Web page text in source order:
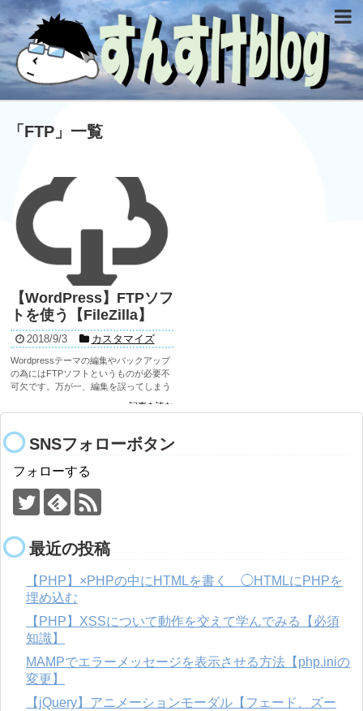
「FTP 」 一覧
【WordPress】FTPソフ
トを使う【FileZilla】
2018/9/3 カスタマイズ
Wordpressテーマの編集やバックアップ
の為にはFTPソフトというものが必要不
可欠です。万が一、編集を誤ってしまう
とそもそも管理画面が開かなくなってし
まいます。 FTPソフトがあれば、サーバ
ンロード...
記事を読む
SNSフォローボタン
フォローする
最近の投稿
【PHP】×PHPの中にHTMLを書く ◯HTMLにPHPを
埋め込む
【PHP】XSSについて動作を交えて学んでみる【必須
知識】
MAMPでエラーメッセージを表示させる方法【php.iniの
変更】
【jQuery】アニメーションモーダル【フェード、ズー